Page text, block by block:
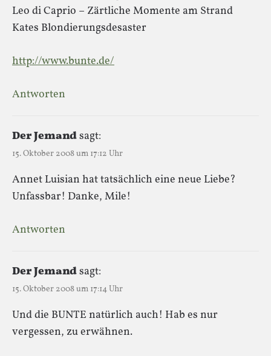
Leo di Caprio – Zärtliche Momente am Strand
Kates Blondierungsdesaster
http://www.bunte.de/
Antworten
Der Jemandsagt:
15. Oktober 2008 um 17:12 Uhr
Annet Luisian hat tatsächlich eine neue Liebe?
Unfassbar! Danke, Mile!
Antworten
Der Jemandsagt:
15. Oktober 2008 um 17:14 Uhr
Und die BUNTE natürlich auch! Hab es nur
vergessen, zu erwähnen.